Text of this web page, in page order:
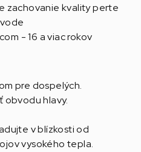
zachovanie kvality perte
- 16 a viac rokov
pre dospelých.
obvodu hlavy.
v blízkosti od
vysokého tepla.